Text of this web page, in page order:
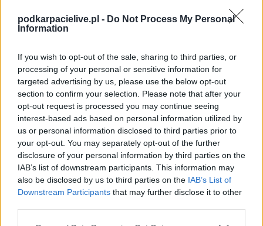
podkarpacielive.pl - Do Not Process My Personal
Information
If you wish to opt-out of the sale, sharing to third parties, or
processing of your personal or sensitive information for
targeted advertising by us, please use the below opt-out
section to confirm your selection. Please note that after your
opt-out request is processed you may continue seeing
interest-based ads based on personal information utilized by
us or personal information disclosed to third parties prior to
your opt-out. You may separately opt-out of the further
disclosure of your personal information by third parties on the
IAB’s list of downstream participants. This information may
also be disclosed by us to third parties on the IAB’s List of
Downstream Participants that may further disclose it to other
Spotkanie pomiędzyDAP Dębica i LKS Głowaczowarozegrane zostanie
Na stronie PodkarpacieLive.pl znajdziesz
wynik meczu, strzelców
bramek, kartki, składy, statystyki i informacje o przebiegu
spotkania. To kompletne źródło danych dla kibiców i pasjonatów
lokalnej piłki nożnej. Jeżeli aktualnie nie widzisz tutaj danych z pewnością
pracujemy nad tym żeby je uzupełnić.
Wynik meczu DAP Dębica vs LKS Głowaczowa
Po zakończeniu spotkania automatycznie publikujemyoficjalny wynik
spotkania, a także dane meczowe, jeśli są dostępne.
Pełny harmonogram rozgrywek dostępny jest tutaj:Dębica > Klasa A -
terminarz.
Informacje o składach i strzelcach
rezerwowych, zmiany oraz listę strzelców bramek. Informacje te